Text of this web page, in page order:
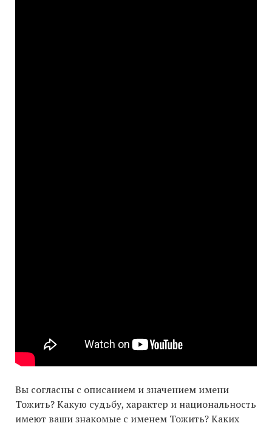
Вы согласны с описанием и значением имени
Тожить? Какую судьбу, характер и национальность
имеют ваши знакомые с именем Тожить? Каких